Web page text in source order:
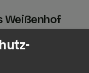
Weißenhof